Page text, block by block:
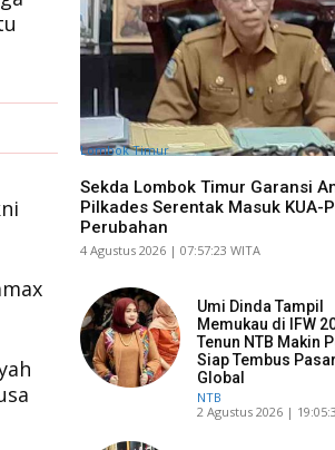
Lombok Timur
Sekda Lombok Timur Garansi
Pilkades Serentak Masuk KUA-
Perubahan
​4 Agustus 2026 | 07:57:23 WITA
Umi Dinda Tampil
Memukau di IFW
Tenun NTB Makin
Siap Tembus
Global
NTB
​2 Agustus 2026 |